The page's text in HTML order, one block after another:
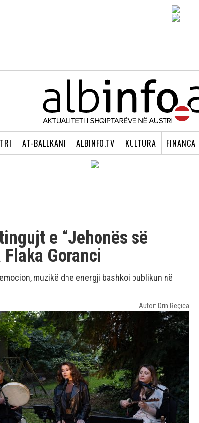
AT-BALLKANI ALBINFO.TV KULTURA FINANCA
e “Jehonës së
Goranci
muzikë dhe energji bashkoi publikun në
Autor: Drin Reçica